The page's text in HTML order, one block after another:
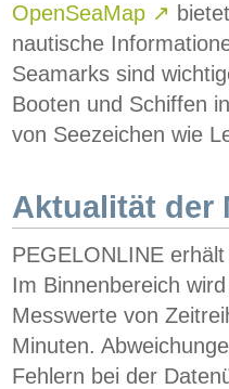
OpenSeaMap ↗
nautische
Seamarks sind
Booten und Schiffen
von Seezeichen wie
Aktualität der
PEGELONLINE
Im Binnenbereich
Messwerte von
Minuten.
Fehlern bei der